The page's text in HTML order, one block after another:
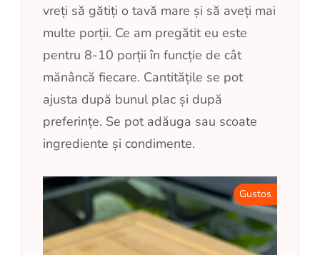
vreți să gătiți o tavă mare și să aveți mai
multe porții. Ce am pregătit eu este
pentru 8-10 porții în funcție de cât
mănâncă fiecare. Cantitățile se pot
ajusta după bunul plac și după
preferințe. Se pot adăuga sau scoate
ingrediente și condimente.
Gustos